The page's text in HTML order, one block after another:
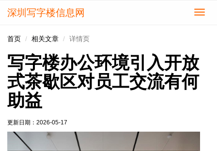
切
深圳写字楼信息网
首页 相关文章 详情页
写字楼办公环境引入开放
式茶歇区对员工交流有何
助益
更新日期： 2026-05-17